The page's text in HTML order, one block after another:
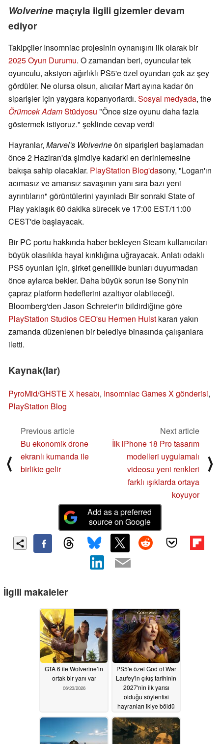
Wolverine maçıyla ilgili gizemler devam
ediyor
Takipçiler Insomniac projesinin oynanışını ilk olarak bir
2025 Oyun Durumu. O zamandan beri, oyuncular tek
oyunculu, aksiyon ağırlıklı PS5'e özel oyundan çok az şey
gördüler. Ne olursa olsun, alıcılar Mart ayına kadar ön
siparişler için yaygara koparıyorlardı. Sosyal medyada, the
Örümcek AdamStüdyosu "Önce size oyunu daha fazla
göstermek istiyoruz." şeklinde cevap verdi
Hayranlar, Marvel's Wolverineön siparişleri başlamadan
önce 2 Haziran'da şimdiye kadarki en derinlemesine
bakışa sahip olacaklar. PlayStation Blog'dasony, "Logan'ın
acımasız ve amansız savaşının yanı sıra bazı yeni
ayrıntıların" görüntülerini yayınladı Bir sonraki State of
Play yaklaşık 60 dakika sürecek ve 17:00 EST/11:00
CEST'de başlayacak.
Bir PC portu hakkında haber bekleyen Steam kullanıcıları
büyük olasılıkla hayal kırıklığına uğrayacak. Anlatı odaklı
PS5 oyunları için, şirket genellikle bunları duyurmadan
önce aylarca bekler. Daha büyük sorun ise Sony'nin
çapraz platform hedeflerini azaltıyor olabileceği.
Bloomberg'den Jason Schreier'in bildirdiğine göre
PlayStation Studios CEO'su Hermen Hulst kararı yakın
zamanda düzenlenen bir belediye binasında çalışanlara
iletti.
Kaynak(lar)
PyroMid/GHSTE X hesabı, Insomniac Games X gönderisi,
PlayStation Blog
⟨
Previous article
Bu ekonomik drone
ekranlı kumanda ile
birlikte gelir
Next article
İlk iPhone 18 Pro tasarım
modelleri uygulamalı
videosu yeni renkleri
farklı ışıklarda ortaya
koyuyor
⟩
Add as a preferred
source on Google
İlgili makaleler
GTA 6 ile Wolverine’in
ortak bir yanı var
06/23/2026
PS5'e özel God of War
Laufey'in çıkış tarihinin
2027'nin ilk yarısı
olduğu söylentisi
hayranları ikiye böldü
06/05/2026